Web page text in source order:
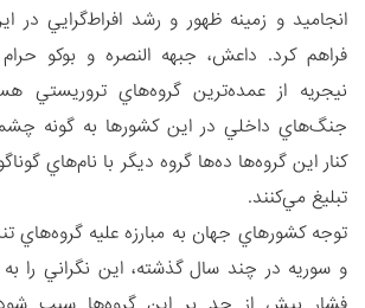
انجاميد و زمينه ظهور و رشد افراط‌گرايي در
فراهم کرد. داعش، جبهه النصره و بوکو
نیجریه از عمده‌ترين گروه‌هاي تروريستي
جنگ‌هاي داخلي در اين کشورها به گونه
کنار اين گروه‌ها ده‌ها گروه ديگر با نام‌هاي
تبليغ مي‌کنند.
توجه کشورهاي جهان به مبارزه عليه گروه‌هاي
و سوريه در چند سال گذشته، اين نگراني را